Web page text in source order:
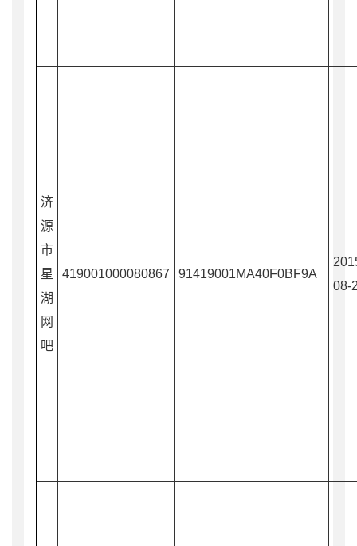
济
源
市
星
湖
网
吧
419001000080867 91419001MA40F0BF9A
08-